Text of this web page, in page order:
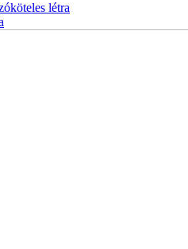
létra